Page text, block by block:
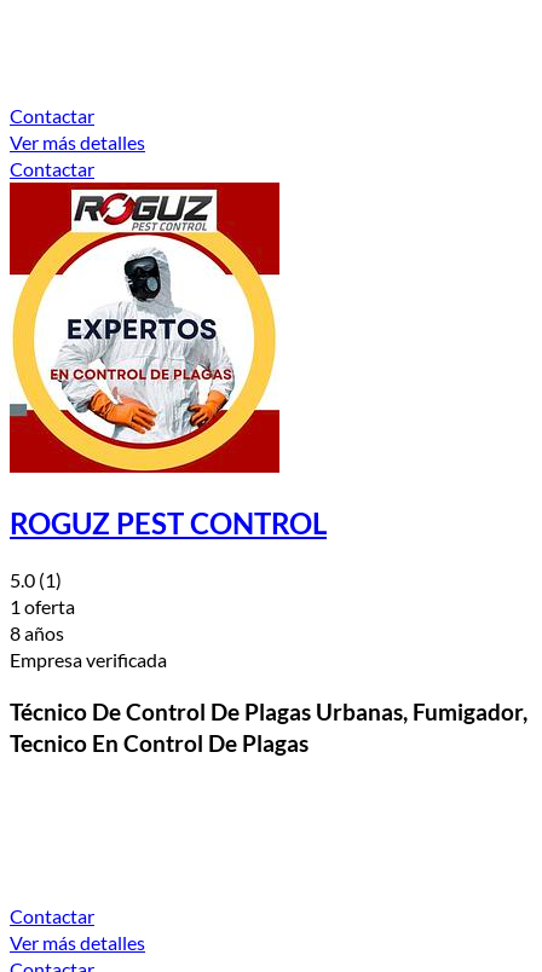
Contactar
Ver más detalles
Contactar
ROGUZ PEST CONTROL
5.0 (1)
1 oferta
8 años
Empresa verificada
Técnico De Control De Plagas Urbanas, Fumigador,
Tecnico En Control De Plagas
Contactar
Ver más detalles